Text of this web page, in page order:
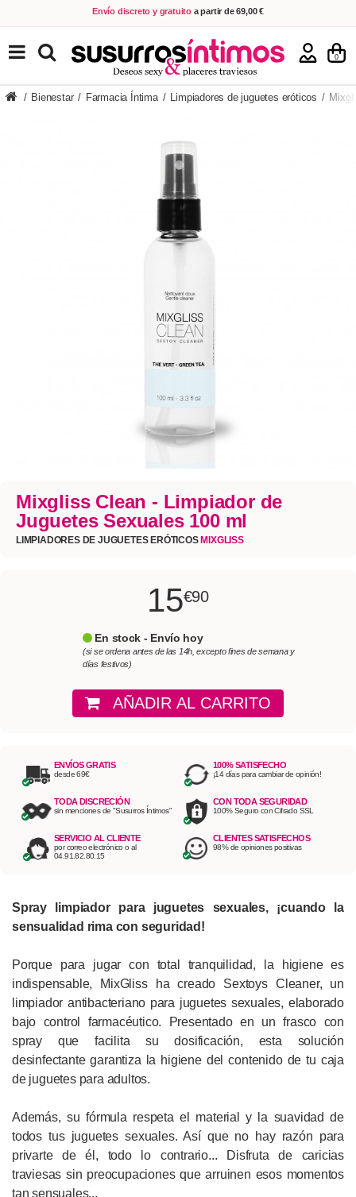
Envío discreto y gratuito a partir de 69,00 €
0
VER PRODUCTOS
/ Bienestar / Farmacia Íntima / Limpiadores de juguetes eróticos /
Mixgliss Clean - Limpiador de
Juguetes Sexuales 100 ml
LIMPIADORES DE JUGUETES ERÓTICOSMIXGLISS
15€90
En stock - Envío hoy
(si se ordena antes de las 14h, excepto fines de semana y
días festivos)
AÑADIR AL CARRITO
ENVÍOS GRATIS
desde 69€
100% SATISFECHO
¡14 días para cambiar de opinión!
TODA DISCRECIÓN
sin menciones de "Susurros Íntimos"
CON TODA SEGURIDAD
100% Seguro con Cifrado SSL
SERVICIO AL CLIENTE
por correo electrónico o al
04.91.82.80.15
CLIENTES SATISFECHOS
98% de opiniones positivas
Spray limpiador para juguetes sexuales, ¡cuando la
sensualidad rima con seguridad!
Porque para jugar con total tranquilidad, la higiene es
indispensable, MixGliss ha creado Sextoys Cleaner, un
limpiador antibacteriano para juguetes sexuales, elaborado
bajo control farmacéutico. Presentado en un frasco con
spray que facilita su dosificación, esta solución
desinfectante garantiza la higiene del contenido de tu caja
de juguetes para adultos.
Además, su fórmula respeta el material y la suavidad de
todos tus juguetes sexuales. Así que no hay razón para
privarte de él, todo lo contrario... Disfruta de caricias
traviesas sin preocupaciones que arruinen esos momentos
tan sensuales...